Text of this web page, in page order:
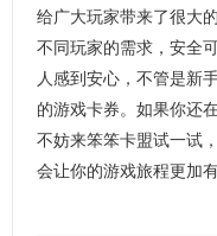
给广大玩家带来了很大
不同玩家的需求，安全
人感到安心，不管是新
的游戏卡券。如果你还
不妨来笨笨卡盟试一试
会让你的游戏旅程更加